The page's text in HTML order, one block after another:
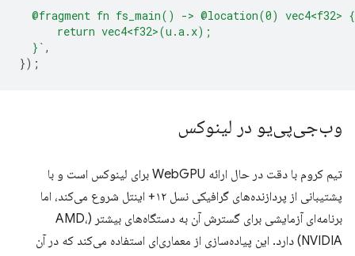
  @fragment fn fs_main() -> @location(0) vec4<f32> {
      return vec4<f32>(u.a.x);
  }`
,
});
وب‌جی‌پی‌یو در لینوکس
تیم کروم با دقت در حال ارائه WebGPU برای لینوکس است و با
پشتیبانی از پردازنده‌های گرافیکی نسل ۱۲+ اینتل شروع می‌کند، اما
برنامه‌ای آزمایشی برای گسترش آن به دستگاه‌های بیشتر (AMD،
NVIDIA) دارد. این پیاده‌سازی از معماری‌ای استفاده می‌کند که در آن